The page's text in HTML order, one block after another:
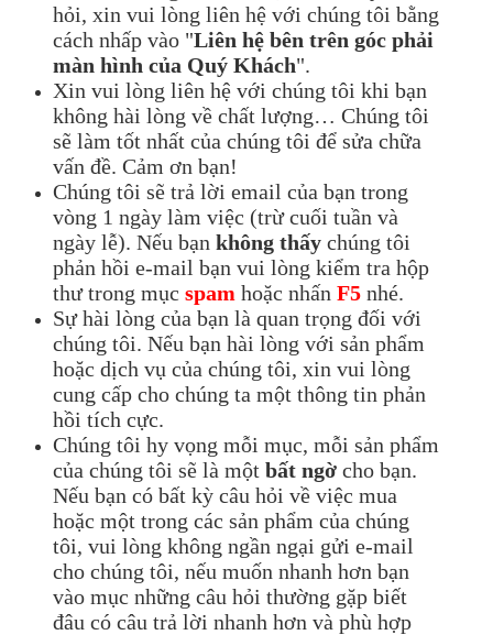
hỏi, xin vui lòng liên hệ với chúng tôi bằng
cách nhấp vào "Liên hệ bên trên góc phải
màn hình của Quý Khách".
Xin vui lòng liên hệ với chúng tôi khi bạn
không hài lòng về chất lượng… Chúng tôi
sẽ làm tốt nhất của chúng tôi để sửa chữa
vấn đề. Cảm ơn bạn!
Chúng tôi sẽ trả lời email của bạn trong
vòng 1 ngày làm việc (trừ cuối tuần và
ngày lễ). Nếu bạn không thấy chúng tôi
phản hồi e-mail bạn vui lòng kiểm tra hộp
thư trong mục spam hoặc nhấn F5 nhé.
Sự hài lòng của bạn là quan trọng đối với
chúng tôi. Nếu bạn hài lòng với sản phẩm
hoặc dịch vụ của chúng tôi, xin vui lòng
cung cấp cho chúng ta một thông tin phản
hồi tích cực.
Chúng tôi hy vọng mỗi mục, mỗi sản phẩm
của chúng tôi sẽ là một bất ngờ cho bạn.
Nếu bạn có bất kỳ câu hỏi về việc mua
hoặc một trong các sản phẩm của chúng
tôi, vui lòng không ngần ngại gửi e-mail
cho chúng tôi, nếu muốn nhanh hơn bạn
vào mục những câu hỏi thường gặp biết
đâu có câu trả lời nhanh hơn và phù hợp